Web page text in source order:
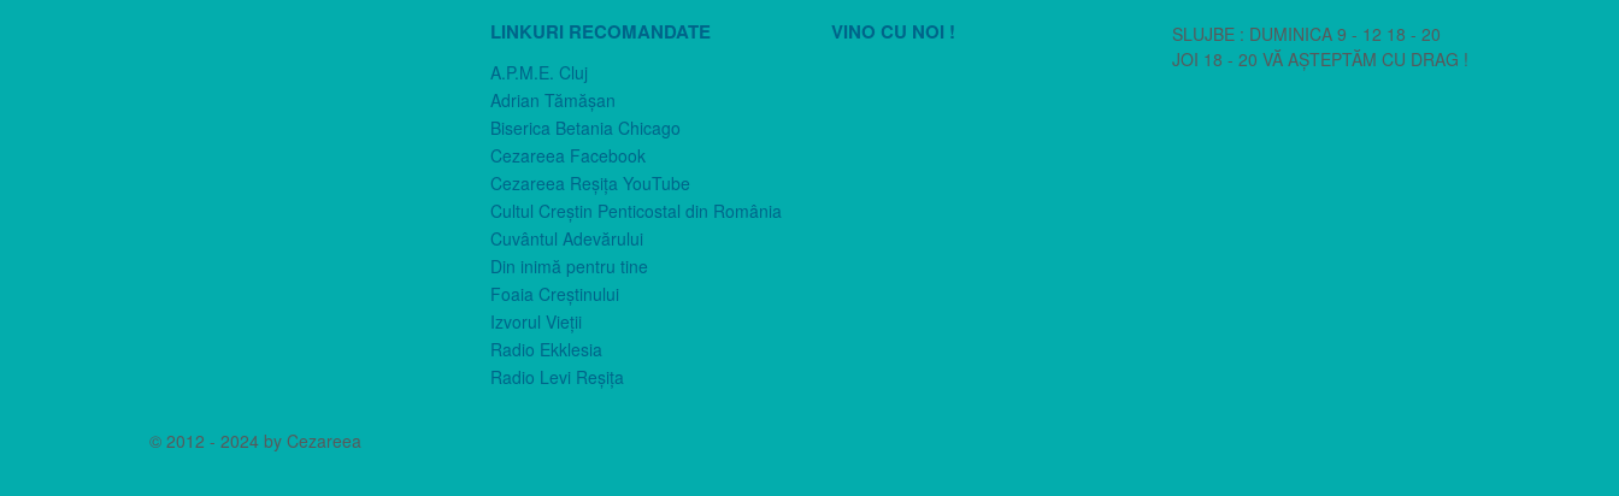
LINKURI RECOMANDATE
A.P.M.E. Cluj
Adrian Tămăşan
Biserica Betania Chicago
Cezareea Facebook
Cezareea Reşiţa YouTube
Cultul Creştin Penticostal din România
Cuvântul Adevărului
Din inimă pentru tine
Foaia Creştinului
Izvorul Vieţii
Radio Ekklesia
Radio Levi Reşiţa
VINO CU NOI !
SLUJBE : DUMINICA 9 - 12 18 - 20
JOI 18 - 20 VĂ AȘTEPTĂM CU DRAG !
© 2012 - 2024 by Cezareea